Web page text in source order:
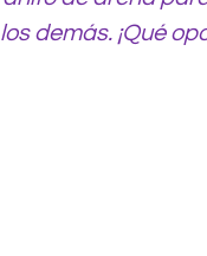
demás. ¡Qué